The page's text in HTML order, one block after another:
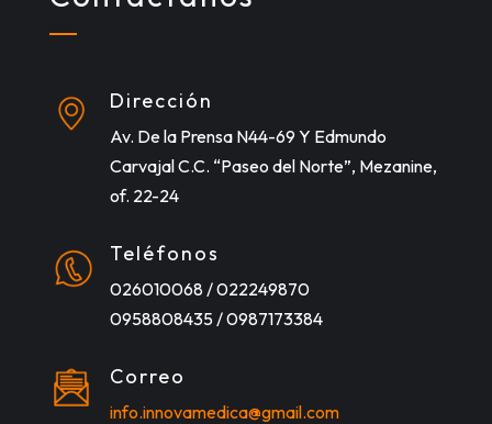
Dirección
Av. De la Prensa N44-69 Y Edmundo
Carvajal C.C. “Paseo del Norte”, Mezanine,
of. 22-24
Teléfonos
026010068 / 022249870
0958808435 / 0987173384
Correo
info.innovamedica@gmail.com